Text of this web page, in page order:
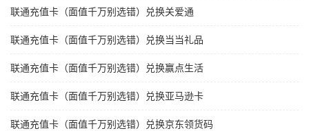
联通充值卡（面值千万别选错）兑换关爱通
联通充值卡（面值千万别选错）兑换当当礼品
联通充值卡（面值千万别选错）兑换赢点生活
联通充值卡（面值千万别选错）兑换亚马逊卡
联通充值卡（面值千万别选错）兑换京东领货码